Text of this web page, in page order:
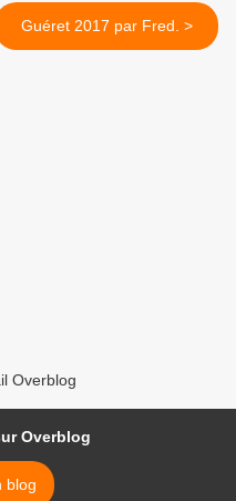
Guéret 2017 par Fred. >
Overblog
Overblog
blog